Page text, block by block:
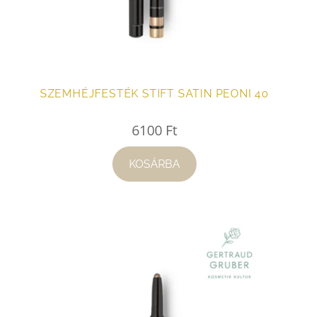
SZEMHÉJFESTÉK STIFT SATIN PEONI 40
6100 Ft
KOSÁRBA